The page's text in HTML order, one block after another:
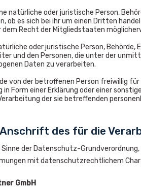
natürliche oder juristische Person,
ob es sich bei ihr um einen Dritten
dem Recht der Mitgliedstaaten
oder juristische Person,
und den Personen, die unter der
Daten zu verarbeiten.
von der betroffenen Person freiwillig
in Form einer Erklärung oder einer
der sie betreffenden
Anschrift des für die
der Datenschutz-
mit datenschutzrechtlichem
GmbH